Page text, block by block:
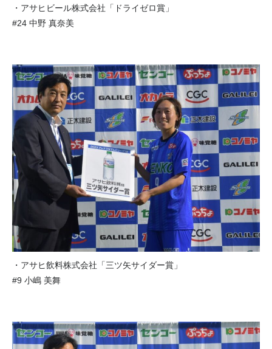
・アサヒビール株式会社「ドライゼロ賞」
#24 中野 真奈美
・アサヒ飲料株式会社「三ツ矢サイダー賞」
#9 小嶋 美舞